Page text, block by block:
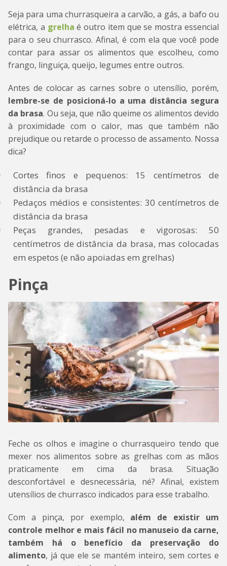
Seja para uma churrasqueira a carvão, a gás, a bafo ou
elétrica, a grelha é outro item que se mostra essencial
para o seu churrasco. Afinal, é com ela que você pode
contar para assar os alimentos que escolheu, como
frango, linguiça, queijo, legumes entre outros.
Antes de colocar as carnes sobre o utensílio, porém,
lembre-se de posicioná-lo a uma distância segura
da brasa. Ou seja, que não queime os alimentos devido
à proximidade com o calor, mas que também não
prejudique ou retarde o processo de assamento. Nossa
dica?
Cortes finos e pequenos: 15 centímetros de
distância da brasa
Pedaços médios e consistentes: 30 centímetros de
distância da brasa
Peças grandes, pesadas e vigorosas: 50
centímetros de distância da brasa, mas colocadas
em espetos (e não apoiadas em grelhas)
Pinça
Feche os olhos e imagine o churrasqueiro tendo que
mexer nos alimentos sobre as grelhas com as mãos
praticamente em cima da brasa. Situação
desconfortável e desnecessária, né? Afinal, existem
utensílios de churrasco indicados para esse trabalho.
Com a pinça, por exemplo, além de existir um
controle melhor e mais fácil no manuseio da carne,
também há o benefício da preservação do
alimento, já que ele se mantém inteiro, sem cortes e